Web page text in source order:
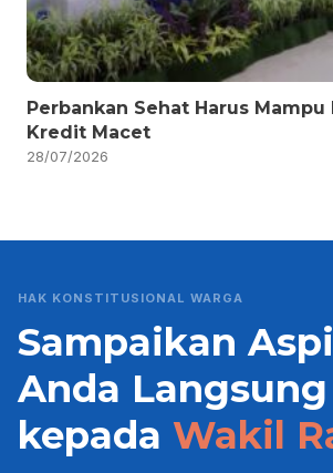
Perbankan Sehat Harus Mampu
Kredit Macet
28/07/2026
HAK KONSTITUSIONAL WARGA
Sampaikan
Anda Langsung
kepada Wakil